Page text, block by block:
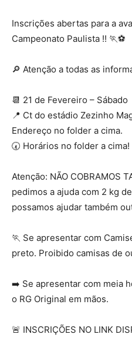
Inscrições abertas para a
Campeonato Paulista !! 🏃⚽️
🔎 Atenção a todas as
📆 21 de Fevereiro – Sábado
📍 Ct do estádio Zezinho
Endereço no folder a cima.
🕢 Horários no folder a cima!
Atenção: NÃO COBRAMOS
pedimos a ajuda com 2 kg
possamos ajudar também
🏃 Se apresentar com
preto. Proibido camisas de
➡️ Se apresentar com meia
o RG Original em mãos.
🚨 INSCRIÇÕES NO LINK